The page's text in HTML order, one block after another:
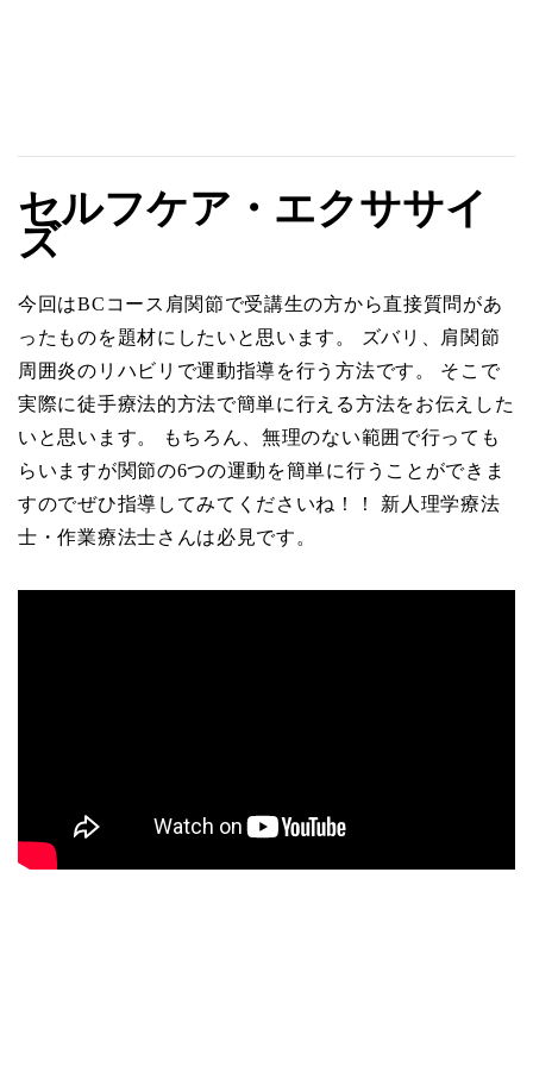
セルフケア・エクササイ
ズ
今回はBCコース肩関節で受講生の方から直接質問があ
ったものを題材にしたいと思います。 ズバリ、肩関節
周囲炎のリハビリで運動指導を行う方法です。 そこで
実際に徒手療法的方法で簡単に行える方法をお伝えした
いと思います。 もちろん、無理のない範囲で行っても
らいますが関節の6つの運動を簡単に行うことができま
すのでぜひ指導してみてくださいね！！ 新人理学療法
士・作業療法士さんは必見です。